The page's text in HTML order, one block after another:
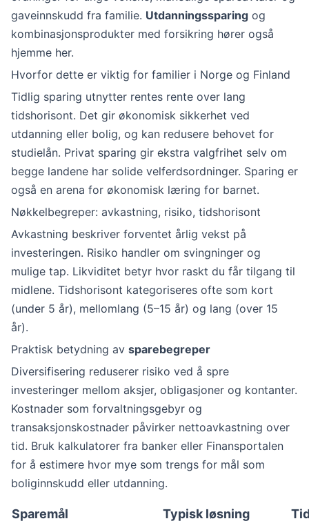
gaveinnskudd fra familie. Utdanningssparing og
kombinasjonsprodukter med forsikring hører også
hjemme her.
Hvorfor dette er viktig for familier i Norge og Finland
Tidlig sparing utnytter rentes rente over lang
tidshorisont. Det gir økonomisk sikkerhet ved
utdanning eller bolig, og kan redusere behovet for
studielån. Privat sparing gir ekstra valgfrihet selv om
begge landene har solide velferdsordninger. Sparing er
også en arena for økonomisk læring for barnet.
Nøkkelbegreper: avkastning, risiko, tidshorisont
Avkastning beskriver forventet årlig vekst på
investeringen. Risiko handler om svingninger og
mulige tap. Likviditet betyr hvor raskt du får tilgang til
midlene. Tidshorisont kategoriseres ofte som kort
(under 5 år), mellomlang (5–15 år) og lang (over 15
år).
Praktisk betydning av sparebegreper
Diversifisering reduserer risiko ved å spre
investeringer mellom aksjer, obligasjoner og kontanter.
Kostnader som forvaltningsgebyr og
transaksjonskostnader påvirker nettoavkastning over
tid. Bruk kalkulatorer fra banker eller Finansportalen
for å estimere hvor mye som trengs for mål som
boliginnskudd eller utdanning.
Sparemål Typisk løsning